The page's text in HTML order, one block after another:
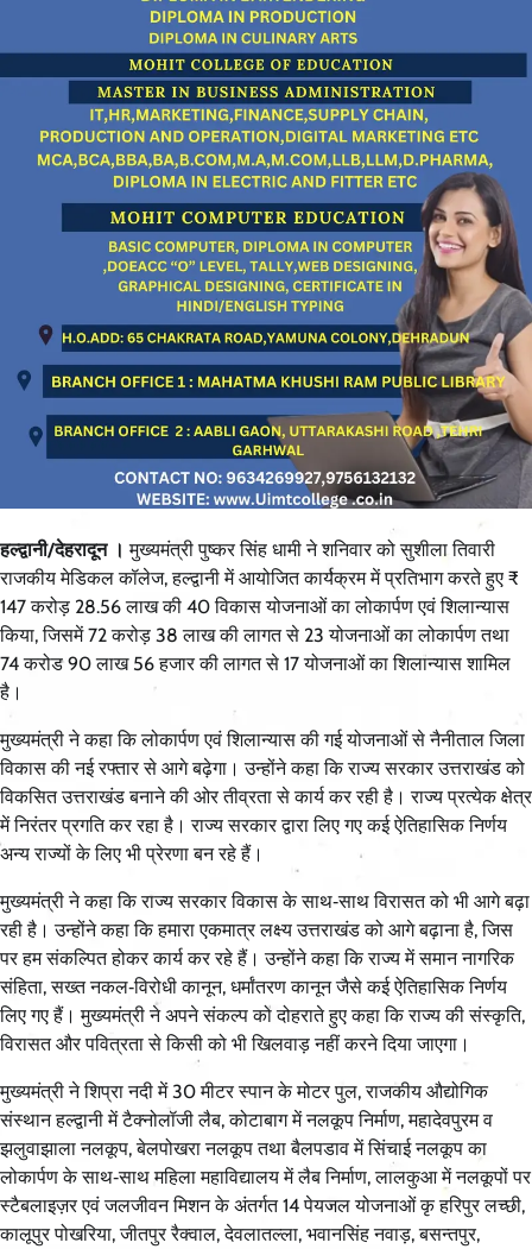
हल्द्वानी/देहरादून । मुख्यमंत्री पुष्कर सिंह धामी ने शनिवार को सुशीला तिवारी
राजकीय मेडिकल कॉलेज, हल्द्वानी में आयोजित कार्यक्रम में प्रतिभाग करते हुए ₹
147 करोड़ 28.56 लाख की 40 विकास योजनाओं का लोकार्पण एवं शिलान्यास
किया, जिसमें 72 करोड़ 38 लाख की लागत से 23 योजनाओं का लोकार्पण तथा
74 करोड 90 लाख 56 हजार की लागत से 17 योजनाओं का शिलान्यास शामिल
है।
मुख्यमंत्री ने कहा कि लोकार्पण एवं शिलान्यास की गई योजनाओं से नैनीताल जिला
विकास की नई रफ्तार से आगे बढ़ेगा। उन्होंने कहा कि राज्य सरकार उत्तराखंड को
विकसित उत्तराखंड बनाने की ओर तीव्रता से कार्य कर रही है। राज्य प्रत्येक क्षेत्र
में निरंतर प्रगति कर रहा है। राज्य सरकार द्वारा लिए गए कई ऐतिहासिक निर्णय
अन्य राज्यों के लिए भी प्रेरणा बन रहे हैं।
मुख्यमंत्री ने कहा कि राज्य सरकार विकास के साथ‑साथ विरासत को भी आगे बढ़ा
रही है। उन्होंने कहा कि हमारा एकमात्र लक्ष्य उत्तराखंड को आगे बढ़ाना है, जिस
पर हम संकल्पित होकर कार्य कर रहे हैं। उन्होंने कहा कि राज्य में समान नागरिक
संहिता, सख्त नकल‑विरोधी कानून, धर्मांतरण कानून जैसे कई ऐतिहासिक निर्णय
लिए गए हैं। मुख्यमंत्री ने अपने संकल्प को दोहराते हुए कहा कि राज्य की संस्कृति,
विरासत और पवित्रता से किसी को भी खिलवाड़ नहीं करने दिया जाएगा।
मुख्यमंत्री ने शिप्रा नदी में 30 मीटर स्पान के मोटर पुल, राजकीय औद्योगिक
संस्थान हल्द्वानी में टैक्नोलॉजी लैब, कोटाबाग में नलकूप निर्माण, महादेवपुरम व
झलुवाझाला नलकूप, बेलपोखरा नलकूप तथा बैलपडाव में सिंचाई नलकूप का
लोकार्पण के साथ‑साथ महिला महाविद्यालय में लैब निर्माण, लालकुआ में नलकूपों पर
स्टैबलाइज़र एवं जलजीवन मिशन के अंतर्गत 14 पेयजल योजनाओं कृ हरिपुर लच्छी,
कालूपुर पोखरिया, जीतपुर रैक्वाल, देवलातल्ला, भवानसिंह नवाड़, बसन्तपुर,